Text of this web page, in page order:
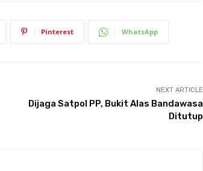
Pinterest WhatsApp
NEXT ARTICLE
Dijaga Satpol PP, Bukit Alas Bandawasa
Ditutup